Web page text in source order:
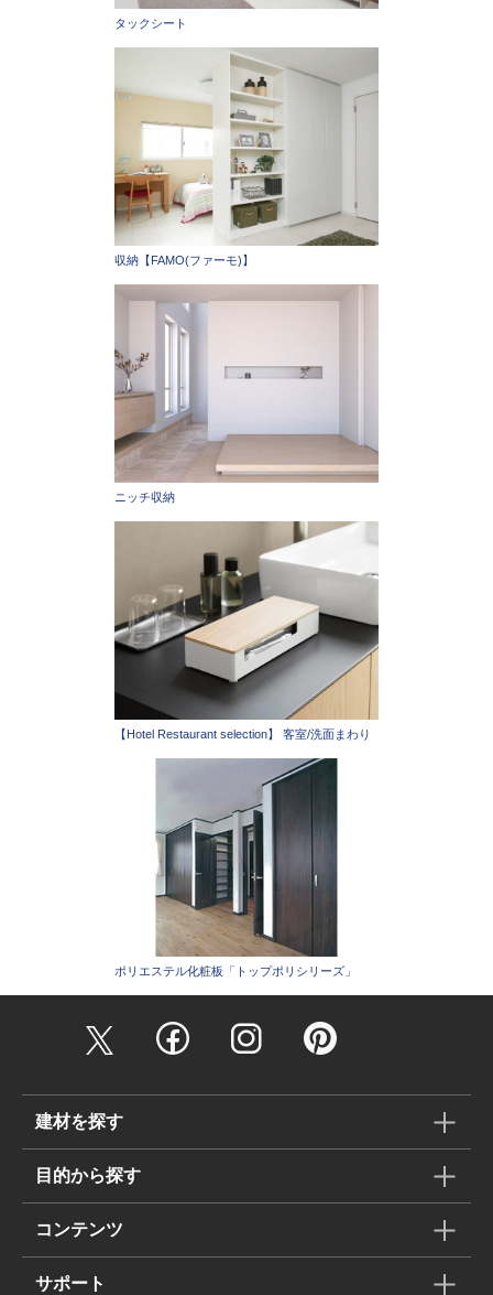
タックシート
収納【FAMO(ファーモ)】
ニッチ収納
【Hotel Restaurant selection】 客室/洗面まわり
ポリエステル化粧板「トップポリシリーズ」
建材を探す
目的から探す
コンテンツ
サポート